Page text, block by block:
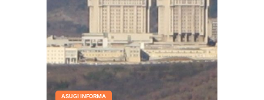
ASUGI INFORMA